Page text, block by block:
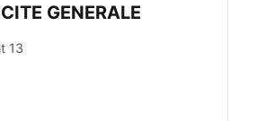
GENERALE
13